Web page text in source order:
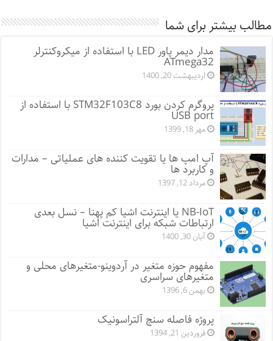
مطالب بیشتر برای شما
مدار دیمر پاور LED با استفاده از میکروکنترلر
ATmega32
اردیبهشت 20, 1400
پروگرم کردن بورد STM32F103C8 با استفاده از
USB port
مهر 18, 1399
آپ امپ ها یا تقویت کننده های عملیاتی – مدارات
و کاربرد ها
مرداد 12, 1397
NB-IoT یا اینترنت اشیا کم پهنا – نسل بعدی
ارتباطات شبکه برای اینترنت اشیا
آبان 30, 1400
مفهوم حوزه متغیر در آردوینو-متغیرهای محلی و
متغیرهای سراسری
بهمن 6, 1396
پروژه فاصله سنج آلتراسونیک
فروردین 21, 1394